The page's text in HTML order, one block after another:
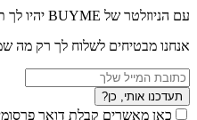
עם הניוזלטר של BUYME יהיו לך תמיד רעיונות מפתיעים למתנות וחוויות.
אנחנו מבטיחים לשלוח לך רק מה
תעדכנו אותי, כן?
כאן מאשרים קבלת דואר